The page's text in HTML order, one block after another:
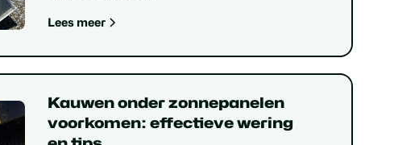
Lees meer
Kauwen onder zonnepanelen
voorkomen: effectieve wering